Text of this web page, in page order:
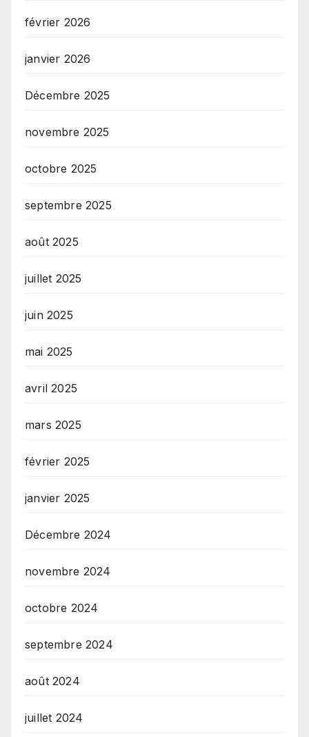
février 2026
janvier 2026
Décembre 2025
novembre 2025
octobre 2025
septembre 2025
août 2025
juillet 2025
juin 2025
mai 2025
avril 2025
mars 2025
février 2025
janvier 2025
Décembre 2024
novembre 2024
octobre 2024
septembre 2024
août 2024
juillet 2024